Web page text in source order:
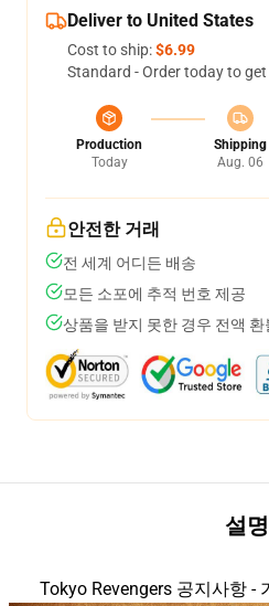
Deliver to United States
Cost to ship:$6.99
Standard - Order today to
Production
Today
Shipping
Aug. 06
안전한 거래
전 세계 어디든 배송
모든 소포에 추적 번호 제공
상품을 받지 못한 경우 전액 환
설명
Tokyo Revengers 공지사항 -